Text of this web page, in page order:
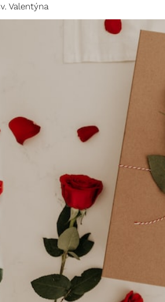
Valentýna